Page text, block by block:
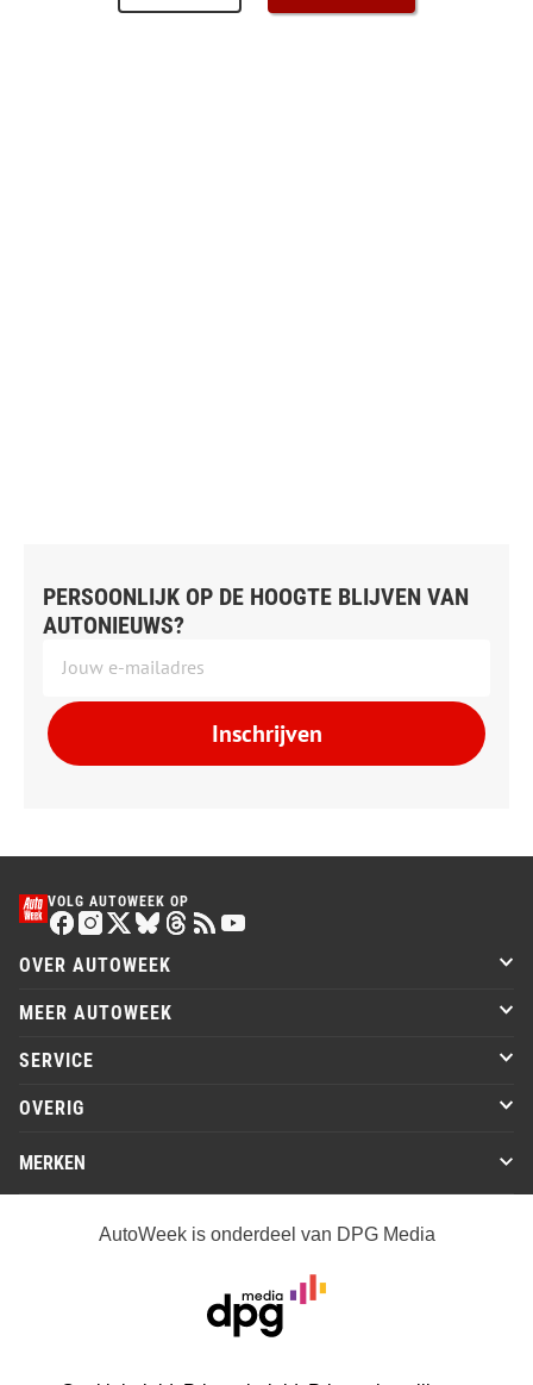
PERSOONLIJK OP DE HOOGTE BLIJVEN VAN
AUTONIEUWS?
Inschrijven
VOLG AUTOWEEK OP
OVER AUTOWEEK
MEER AUTOWEEK
SERVICE
OVERIG
MERKEN
AutoWeek is onderdeel van DPG Media